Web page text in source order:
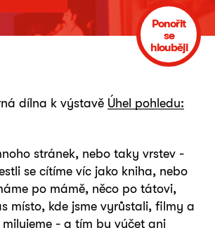
Ponořit
se
hlouběji
dílna k výstavě Úhel pohledu:
stránek, nebo taky vrstev -
se cítíme víc jako kniha, nebo
po mámě, něco po tátovi,
místo, kde jsme vyrůstali, filmy a
- a tím by výčet ani